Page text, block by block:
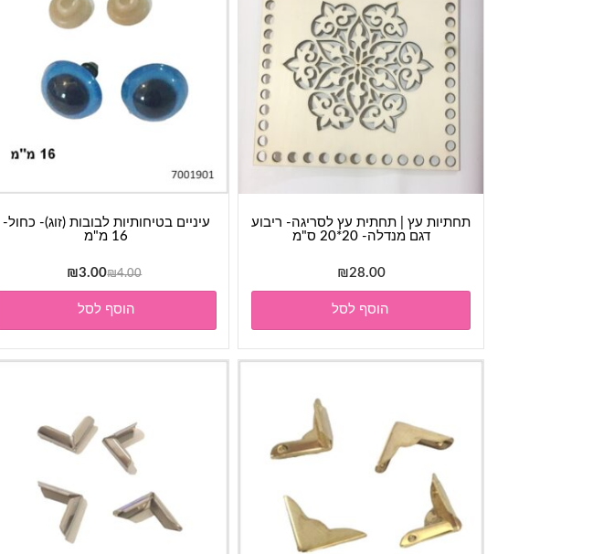
עיניים בטיחותיות לבובות (זוג)- כחול-
16 מ"מ
₪4.00
המחיר
המקורי
היה:
₪4.00.
₪3.00
המחיר
הנוכחי
₪3.00.
הוסף לסל
תחתיות עץ | תחתית עץ לסריגה- ריבוע
דגם מנדלה- 20*20 ס"מ
₪28.00
הוסף לסל